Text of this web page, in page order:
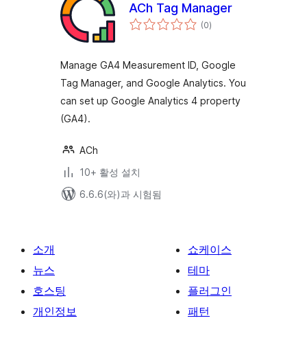
ACh Tag Manager
(0전
체)
Manage GA4 Measurement ID, Google
Tag Manager, and Google Analytics. You
can set up Google Analytics 4 property
(GA4).
ACh
10+ 활성 설치
6.6.6(와)과 시험됨
소개
뉴스
호스팅
개인정보
쇼케이스
테마
플러그인
패턴